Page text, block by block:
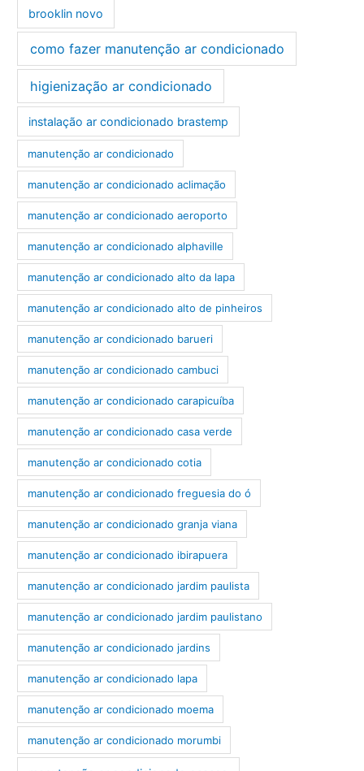
brooklin novo
como fazer manutenção ar condicionado
higienização ar condicionado
instalação ar condicionado brastemp
manutenção ar condicionado
manutenção ar condicionado aclimação
manutenção ar condicionado aeroporto
manutenção ar condicionado alphaville
manutenção ar condicionado alto da lapa
manutenção ar condicionado alto de pinheiros
manutenção ar condicionado barueri
manutenção ar condicionado cambuci
manutenção ar condicionado carapicuíba
manutenção ar condicionado casa verde
manutenção ar condicionado cotia
manutenção ar condicionado freguesia do ó
manutenção ar condicionado granja viana
manutenção ar condicionado ibirapuera
manutenção ar condicionado jardim paulista
manutenção ar condicionado jardim paulistano
manutenção ar condicionado jardins
manutenção ar condicionado lapa
manutenção ar condicionado moema
manutenção ar condicionado morumbi